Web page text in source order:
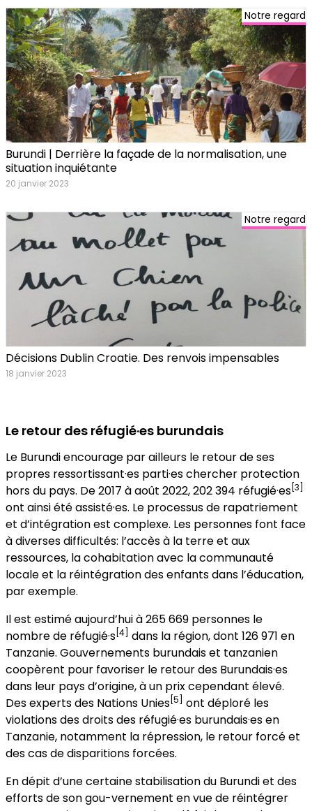
Notre regard
Burundi | Derrière la façade de la normalisation, une
situation inquiétante
20 janvier 2023
Notre regard
Décisions Dublin Croatie. Des renvois impensables
18 janvier 2023
Le retour des réfugié·es burundais
Le Burundi encourage par ailleurs le retour de ses
propres ressortissant·es parti·es chercher protection
hors du pays. De 2017 à août 2022, 202 394 réfugié·es [3]
ont ainsi été assisté·es. Le processus de rapatriement
et d’intégration est complexe. Les personnes font face
à diverses difficultés: l’accès à la terre et aux
ressources, la cohabitation avec la communauté
locale et la réintégration des enfants dans l’éducation,
par exemple.
Il est estimé aujourd’hui à 265 669 personnes le
nombre de réfugié·s [4] dans la région, dont 126 971 en
Tanzanie. Gouvernements burundais et tanzanien
coopèrent pour favoriser le retour des Burundais·es
dans leur pays d’origine, à un prix cependant élevé.
Des experts des Nations Unies [5]
ont déploré les
violations des droits des réfugié·es burundais·es en
Tanzanie, notamment la répression, le retour forcé et
des cas de disparitions forcées.
En dépit d’une certaine stabilisation du Burundi et des
efforts de son gou-vernement en vue de réintégrer